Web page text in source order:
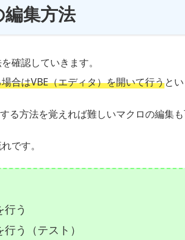
集方法
確認していきます。
合はVBE（エディタ）を開いて行うと
る方法を覚えれば難しいマクロの編集
です。
行う
う（テスト）